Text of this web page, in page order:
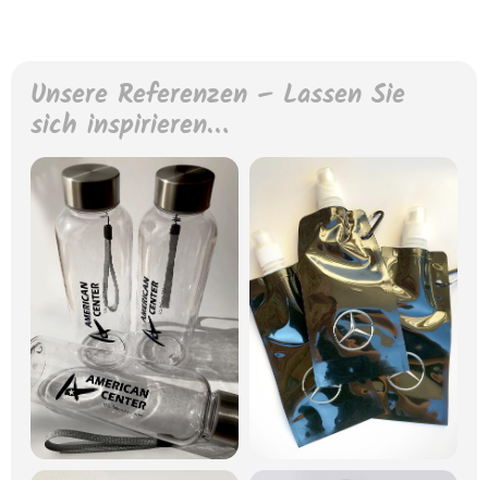
Unsere Referenzen – Lassen Sie
sich inspirieren…